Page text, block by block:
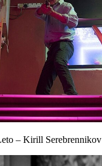
– Kirill Serebrennikov